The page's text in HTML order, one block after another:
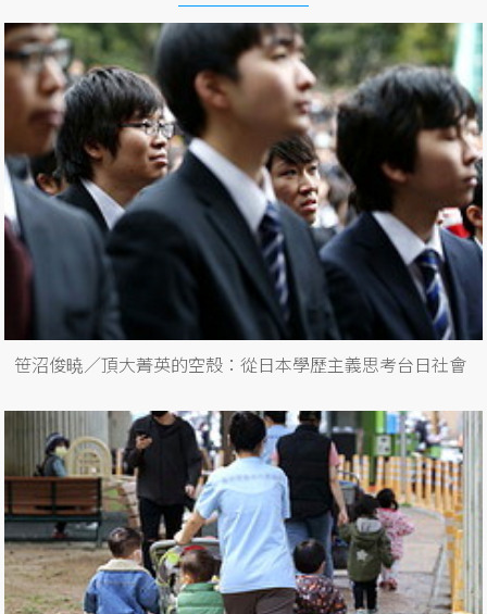
笹沼俊暁／頂大菁英的空殼：從日本學歷主義思考台日社會